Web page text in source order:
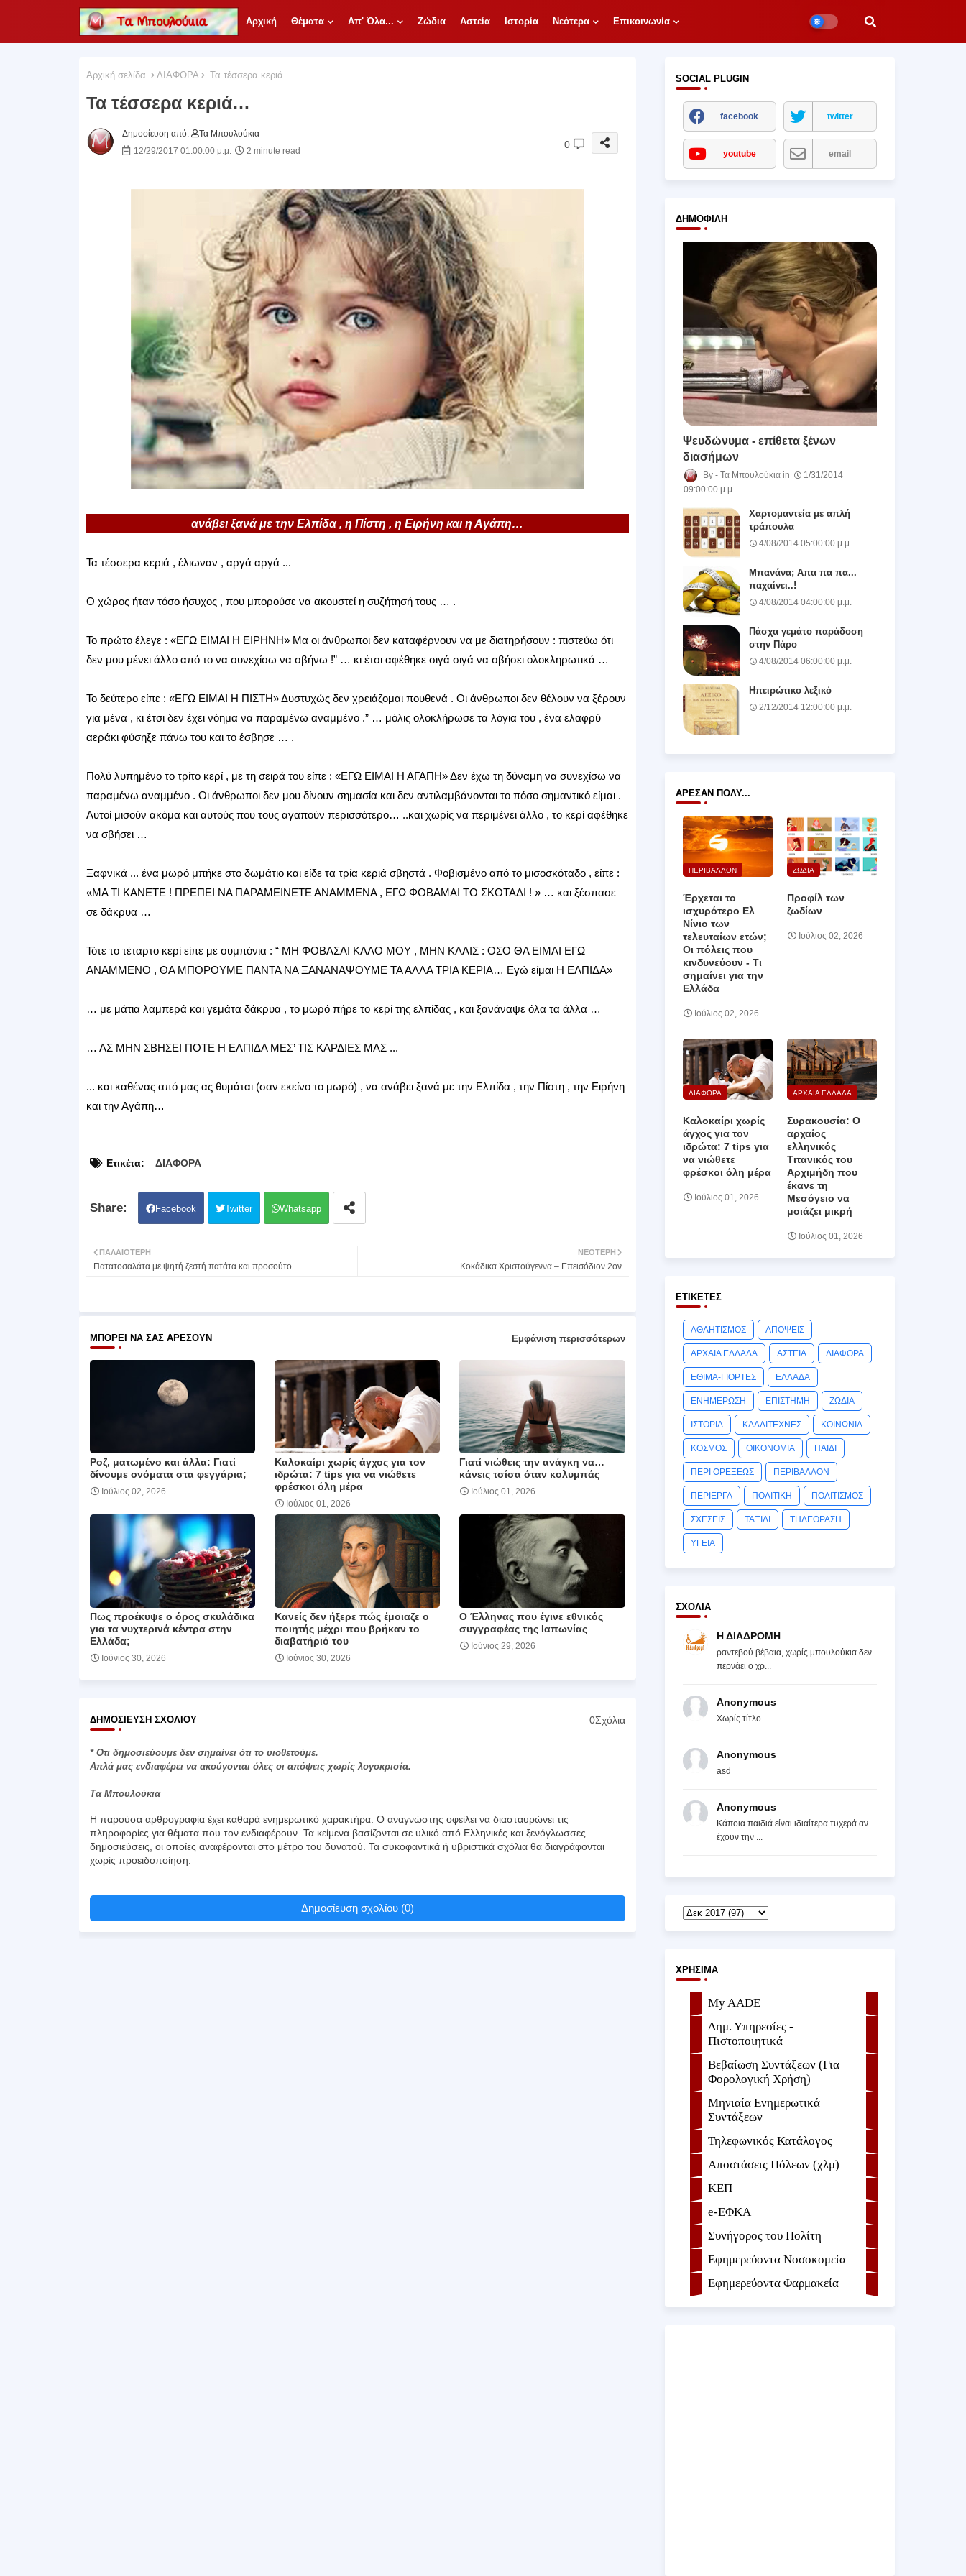
Αρχική Θέματα Απ' Όλα... Ζώδια Αστεία Ιστορία Νεότερα Επικοινωνία
Αρχική σελίδα ΔΙΑΦΟΡΑ Τα τέσσερα κεριά…
Τα τέσσερα κεριά…
Δημοσίευση από:
Τα Μπουλούκια
12/29/2017 01:00:00 μ.μ.
2 minute read
0
ανάβει ξανά με την Ελπίδα , η Πίστη , η Ειρήνη και η Αγάπη…
Τα τέσσερα κεριά , έλιωναν , αργά αργά ...
Ο χώρος ήταν τόσο ήσυχος , που μπορούσε να ακουστεί η συζήτησή τους … .
Το πρώτο έλεγε : «ΕΓΩ ΕΙΜΑΙ Η ΕΙΡΗΝΗ» Μα οι άνθρωποι δεν καταφέρνουν να με διατηρήσουν : πιστεύω ότι
δεν μου μένει άλλο από το να συνεχίσω να σβήνω !” … κι έτσι αφέθηκε σιγά σιγά να σβήσει ολοκληρωτικά …
Το δεύτερο είπε : «ΕΓΩ ΕΙΜΑΙ Η ΠΙΣΤΗ» Δυστυχώς δεν χρειάζομαι πουθενά . Οι άνθρωποι δεν θέλουν να ξέρουν
για μένα , κι έτσι δεν έχει νόημα να παραμένω αναμμένο .” … μόλις ολοκλήρωσε τα λόγια του , ένα ελαφρύ
αεράκι φύσηξε πάνω του και το έσβησε … .
Πολύ λυπημένο το τρίτο κερί , με τη σειρά του είπε : «ΕΓΩ ΕΙΜΑΙ Η ΑΓΑΠΗ» Δεν έχω τη δύναμη να συνεχίσω να
παραμένω αναμμένο . Οι άνθρωποι δεν μου δίνουν σημασία και δεν αντιλαμβάνονται το πόσο σημαντικό είμαι .
Αυτοί μισούν ακόμα και αυτούς που τους αγαπούν περισσότερο… ..και χωρίς να περιμένει άλλο , το κερί αφέθηκε
να σβήσει …
Ξαφνικά ... ένα μωρό μπήκε στο δωμάτιο και είδε τα τρία κεριά σβηστά . Φοβισμένο από το μισοσκόταδο , είπε :
«ΜΑ ΤΙ ΚΑΝΕΤΕ ! ΠΡΕΠΕΙ ΝΑ ΠΑΡΑΜΕΙΝΕΤΕ ΑΝΑΜΜΕΝΑ , ΕΓΩ ΦΟΒΑΜΑΙ ΤΟ ΣΚΟΤΑΔΙ ! » … και ξέσπασε
σε δάκρυα …
Τότε το τέταρτο κερί είπε με συμπόνια : “ ΜΗ ΦΟΒΑΣΑΙ ΚΑΛΟ ΜΟΥ , ΜΗΝ ΚΛΑΙΣ : ΟΣΟ ΘΑ ΕΙΜΑΙ ΕΓΩ
ΑΝΑΜΜΕΝΟ , ΘΑ ΜΠΟΡΟΥΜΕ ΠΑΝΤΑ ΝΑ ΞΑΝΑΝΑΨΟΥΜΕ ΤΑ ΑΛΛΑ ΤΡΙΑ ΚΕΡΙΑ… Εγώ είμαι Η ΕΛΠΙΔΑ»
… με μάτια λαμπερά και γεμάτα δάκρυα , το μωρό πήρε το κερί της ελπίδας , και ξανάναψε όλα τα άλλα …
… ΑΣ ΜΗΝ ΣΒΗΣΕΙ ΠΟΤΕ Η ΕΛΠΙΔΑ ΜΕΣ’ ΤΙΣ ΚΑΡΔΙΕΣ ΜΑΣ ...
... και καθένας από μας ας θυμάται (σαν εκείνο το μωρό) , να ανάβει ξανά με την Ελπίδα , την Πίστη , την Ειρήνη
και την Αγάπη…
Ετικέτα: ΔΙΑΦΟΡΑ
Facebook Twitter Whatsapp
ΝΕΌΤΕΡΗ
Κοκάδικα Χριστούγεννα – Επεισόδιον 2ον
ΠΑΛΑΙΌΤΕΡΗ
Πατατοσαλάτα με ψητή ζεστή πατάτα και προσούτο
ΜΠΟΡΕΊ ΝΑ ΣΑΣ ΑΡΈΣΟΥΝ Εμφάνιση περισσότερων
Ροζ, ματωμένο και άλλα: Γιατί
δίνουμε ονόματα στα φεγγάρια;
Ιούλιος 02, 2026
Καλοκαίρι χωρίς άγχος για τον
ιδρώτα: 7 tips για να νιώθετε
φρέσκοι όλη μέρα
Ιούλιος 01, 2026
Γιατί νιώθεις την ανάγκη να…
κάνεις τσίσα όταν κολυμπάς
Ιούλιος 01, 2026
Πως προέκυψε ο όρος σκυλάδικα
για τα νυχτερινά κέντρα στην
Ελλάδα;
Ιούνιος 30, 2026
Κανείς δεν ήξερε πώς έμοιαζε ο
ποιητής μέχρι που βρήκαν το
διαβατήριό του
Ιούνιος 30, 2026
Ο Έλληνας που έγινε εθνικός
συγγραφέας της Ιαπωνίας
Ιούνιος 29, 2026
ΔΗΜΟΣΊΕΥΣΗ ΣΧΟΛΊΟΥ 0Σχόλια
* Οτι δημοσιεύουμε δεν σημαίνει ότι το υιοθετούμε.
Απλά μας ενδιαφέρει να ακούγονται όλες οι απόψεις χωρίς λογοκρισία.
Τα Μπουλούκια
Η παρούσα αρθρογραφία έχει καθαρά ενημερωτικό χαρακτήρα. Ο αναγνώστης οφείλει να διασταυρώνει τις
πληροφορίες για θέματα που τον ενδιαφέρουν. Τα κείμενα βασίζονται σε υλικό από Ελληνικές και ξενόγλωσσες
δημοσιεύσεις, οι οποίες αναφέρονται στο μέτρο του δυνατού. Τα συκοφαντικά ή υβριστικά σχόλια θα διαγράφονται
χωρίς προειδοποίηση.
Δημοσίευση σχολίου (0)
SOCIAL PLUGIN
facebook twitter
youtube email
ΔΗΜΟΦΙΛΉ
Ψευδώνυμα - επίθετα ξένων
διασήμων
Τα Μπουλούκια
1/31/2014
09:00:00 μ.μ.
Χαρτομαντεία με απλή
τράπουλα
4/08/2014 05:00:00 μ.μ.
Μπανάνα; Απα πα πα...
παχαίνει..!
4/08/2014 04:00:00 μ.μ.
Πάσχα γεμάτο παράδοση
στην Πάρο
4/08/2014 06:00:00 μ.μ.
Ηπειρώτικο λεξικό
2/12/2014 12:00:00 μ.μ.
ΆΡΕΣΑΝ ΠΟΛΎ...
ΠΕΡΙΒΑΛΛΟΝ
Έρχεται το
ισχυρότερο Ελ
Νίνιο των
τελευταίων ετών;
Οι πόλεις που
κινδυνεύουν ‑ Τι
σημαίνει για την
Ελλάδα
Ιούλιος 02, 2026
ΖΩΔΙΑ
Προφίλ των
ζωδίων
Ιούλιος 02, 2026
ΔΙΑΦΟΡΑ
Καλοκαίρι χωρίς
άγχος για τον
ιδρώτα: 7 tips για
να νιώθετε
φρέσκοι όλη μέρα
Ιούλιος 01, 2026
ΑΡΧΑΙΑ ΕΛΛΑΔΑ
Συρακουσία: Ο
αρχαίος
ελληνικός
Τιτανικός του
Αρχιμήδη που
έκανε τη
Μεσόγειο να
μοιάζει μικρή
Ιούλιος 01, 2026
ΕΤΙΚΈΤΕΣ
ΑΘΛΗΤΙΣΜΟΣ ΑΠΟΨΕΙΣ
ΑΡΧΑΙΑ ΕΛΛΑΔΑ ΑΣΤΕΙΑ ΔΙΑΦΟΡΑ
ΕΘΙΜΑ-ΓΙΟΡΤΕΣ ΕΛΛΑΔΑ
ΕΝΗΜΕΡΩΣΗ ΕΠΙΣΤΗΜΗ ΖΩΔΙΑ
ΙΣΤΟΡΙΑ ΚΑΛΛΙΤΕΧΝΕΣ ΚΟΙΝΩΝΙΑ
ΚΟΣΜΟΣ ΟΙΚΟΝΟΜΙΑ ΠΑΙΔΙ
ΠΕΡΙ ΟΡΕΞΕΩΣ ΠΕΡΙΒΑΛΛΟΝ
ΠΕΡΙΕΡΓΑ ΠΟΛΙΤΙΚΗ ΠΟΛΙΤΙΣΜΟΣ
ΣΧΕΣΕΙΣ ΤΑΞΙΔΙ ΤΗΛΕΟΡΑΣΗ
ΥΓΕΙΑ
ΣΧΌΛΙΑ
Η ΔΙΑΔΡΟΜΗ
ραντεβού βέβαια, χωρίς μπουλούκια δεν
περνάει ο χρ...
Anonymous
Χωρίς τίτλο
Anonymous
asd
Anonymous
Κάποια παιδιά είναι ιδιαίτερα τυχερά αν
έχουν την ...
ΧΡΉΣΙΜΑ
My AADE
Δημ. Υπηρεσίες -
Πιστοποιητικά
Βεβαίωση Συντάξεων (Για
Φορολογική Χρήση)
Μηνιαία Ενημερωτικά
Συντάξεων
Τηλεφωνικός Κατάλογος
Αποστάσεις Πόλεων (χλμ)
ΚΕΠ
e-ΕΦKA
Συνήγορος του Πολίτη
Εφημερεύοντα Νοσοκομεία
Εφημερεύοντα Φαρμακεία